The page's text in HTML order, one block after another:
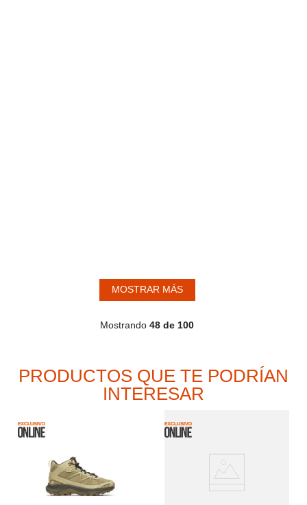
MOSTRAR MÁS
Mostrando48 de 100
PRODUCTOS QUE TE PODRÍAN
INTERESAR